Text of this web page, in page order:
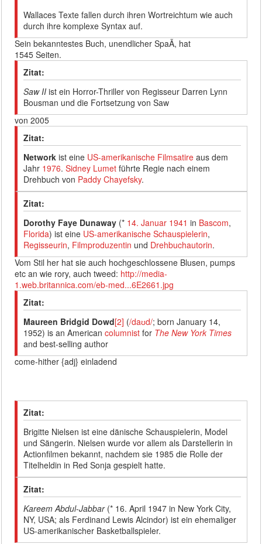
Wallaces Texte fallen durch ihren Wortreichtum wie auch
durch ihre komplexe Syntax auf.
Sein bekanntestes Buch, unendlicher SpaÃ, hat
1545 Seiten.
Zitat:
Saw II ist ein Horror-Thriller von Regisseur Darren Lynn
Bousman und die Fortsetzung von Saw
von 2005
Zitat:
Network ist eine US-amerikanische Filmsatire aus dem
Jahr 1976.Sidney Lumet führte Regie nach einem
Drehbuch von Paddy Chayefsky.
Zitat:
Dorothy Faye Dunaway (* 14. Januar 1941 in Bascom,
Florida) ist eine US-amerikanische Schauspielerin,
Regisseurin, Filmproduzentin und Drehbuchautorin.
Vom Stil her hat sie auch hochgeschlossene Blusen, pumps
etc an wie rory, auch tweed: http://media-
1.web.britannica.com/eb-med...6E2661.jpg
Zitat:
Maureen Bridgid Dowd[2] (/daʊd/; born January 14,
1952) is an Americancolumnist for The New York Times
and best-selling author
come-hither {adj} einladend
Zitat:
Brigitte Nielsen ist eine dänische Schauspielerin, Model
und Sängerin. Nielsen wurde vor allem als Darstellerin in
Actionfilmen bekannt, nachdem sie 1985 die Rolle der
Titelheldin in Red Sonja gespielt hatte.
Zitat:
Kareem Abdul-Jabbar(* 16. April 1947 in New York City,
NY, USA; als Ferdinand Lewis Alcindor) ist ein ehemaliger
US-amerikanischer Basketballspieler.